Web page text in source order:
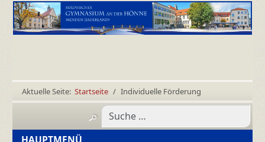
Aktuelle Seite: Startseite Individuelle Förderung